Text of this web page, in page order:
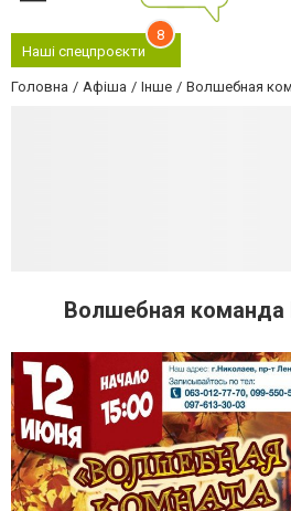
Наші спецпроєкти
8
Головна Афіша Інше Волшебная
Волшебная команда